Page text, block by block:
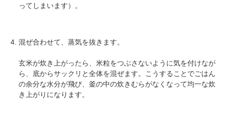
ってしまいます）。
混ぜ合わせて、蒸気を抜きます。
玄米が炊き上がったら、米粒をつぶさないように気を付けなが
ら、底からサックリと全体を混ぜます。こうすることでごはん
の余分な水分が飛び、釜の中の炊きむらがなくなって均一な炊
き上がりになります。
対象者：かわしま屋で初めてお買い物をされる方
クーポンのご利用方法はこちら >>